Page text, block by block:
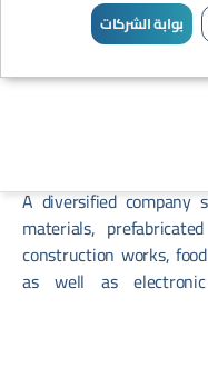
بوابة الشركات
A diversified company
materials,
construction works,
as well as